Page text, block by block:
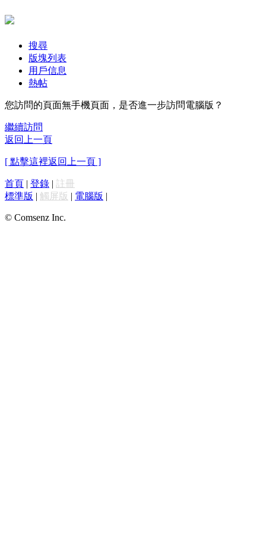
搜尋
版塊列表
用戶信息
熱帖
您訪問的頁面無手機頁面，是否進一步訪問電腦版？
繼續訪問
返回上一頁
[ 點擊這裡返回上一頁 ]
首頁 | 登錄 | 註冊
標準版 | 觸屏版 | 電腦版 |
© Comsenz Inc.